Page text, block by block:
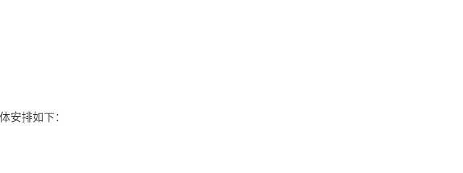
安排如下：